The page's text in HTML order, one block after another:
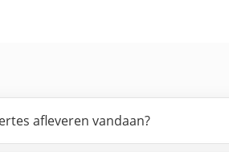
afleveren vandaan?